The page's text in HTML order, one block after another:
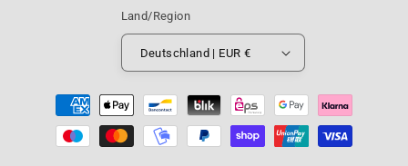
Land/Region
Deutschland | EUR €
Zahlungsmethoden